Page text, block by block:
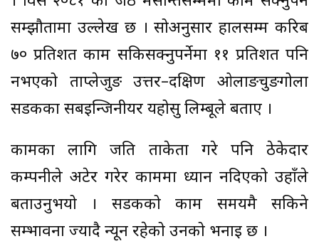
सम्झौतामा उल्लेख छ । सोअनुसार हालसम्म करिब
७० प्रतिशत काम सकिसक्नुपर्नेमा ११ प्रतिशत पनि
नभएको ताप्लेजुङ उत्तर–दक्षिण ओलाङचुङगोला
सडकका सबइन्जिनीयर यहोसु लिम्बूले बताए ।
कामका लागि जति ताकेता गरे पनि ठेकेदार
कम्पनीले अटेर गरेर काममा ध्यान नदिएको उहाँले
बताउनुभयो । सडकको काम समयमै सकिने
सम्भावना ज्यादै न्यून रहेको उनको भनाइ छ ।